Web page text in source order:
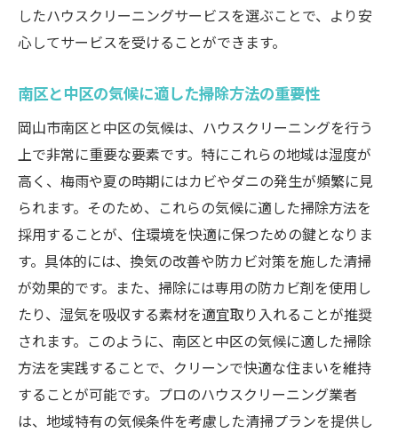
生活空間を刷新するクリーニングテクニッ
ク
要性
クリーニング後の空間の変化を実感
快適空間作りのためのメンテナンス方法
プロが提供する快適空間のためのアドバイ
ス
実際のクリーニング事例から学ぶ
ハウスクリーニングサービス選びのコツを岡山
市で学ぶ
岡山市で信頼できるクリーニング業者の選
び方
サービス内容を比較して自分に合った業者
を見つける
したハウスクリーニングサービスを選ぶことで、より安
心してサービスを受けることができます。
南区と中区の気候に適した掃除方法の重要性
岡山市南区と中区の気候は、ハウスクリーニングを行う
上で非常に重要な要素です。特にこれらの地域は湿度が
高く、梅雨や夏の時期にはカビやダニの発生が頻繁に見
られます。そのため、これらの気候に適した掃除方法を
採用することが、住環境を快適に保つための鍵となりま
す。具体的には、換気の改善や防カビ対策を施した清掃
が効果的です。また、掃除には専用の防カビ剤を使用し
たり、湿気を吸収する素材を適宜取り入れることが推奨
されます。このように、南区と中区の気候に適した掃除
方法を実践することで、クリーンで快適な住まいを維持
することが可能です。プロのハウスクリーニング業者
は、地域特有の気候条件を考慮した清掃プランを提供し